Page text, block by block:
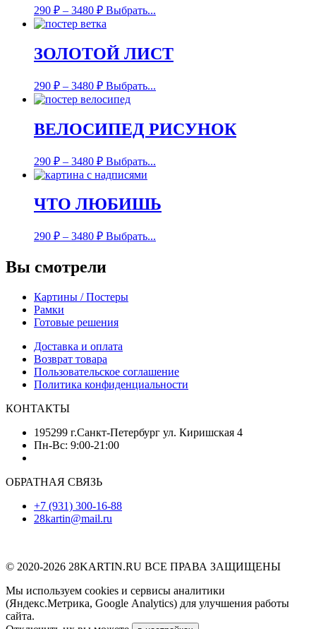
290 ₽ – 3480 ₽ Выбрать...
ЗОЛОТОЙ ЛИСТ
290 ₽ – 3480 ₽ Выбрать...
ВЕЛОСИПЕД РИСУНОК
290 ₽ – 3480 ₽ Выбрать...
ЧТО ЛЮБИШЬ
290 ₽ – 3480 ₽ Выбрать...
Вы смотрели
Картины / Постеры
Рамки
Готовые решения
Доставка и оплата
Возврат товара
Пользовательское соглашение
Политика конфиденциальности
КОНТАКТЫ
195299 г.Санкт-Петербург ул. Киришская 4
Пн-Вс: 9:00-21:00
ОБРАТНАЯ СВЯЗЬ
+7 (931) 300-16-88
28kartin@mail.ru
© 2020-2026 28KARTIN.RU ВСЕ ПРАВА ЗАЩИЩЕНЫ
Мы используем cookies и сервисы аналитики
(Яндекс.Метрика, Google Analytics) для улучшения работы
сайта.